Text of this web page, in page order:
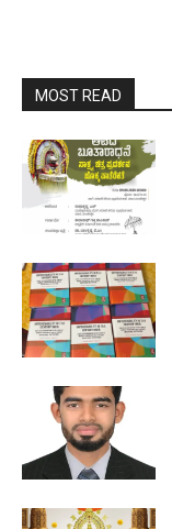
MOST READ